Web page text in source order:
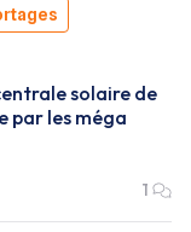
solaire de
par les méga
1